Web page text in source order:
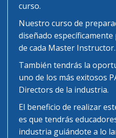
curso.
Nuestro curso de
diseñado específicamente
de cada Master Instructor.
También tendrás la
uno de los más exitosos
Directors de la industria.
El beneficio de realizar
es que tendrás
industria guiándote a lo